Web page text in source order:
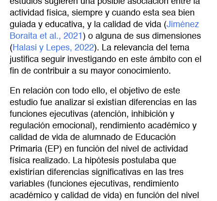
actividad física, siempre y cuando esta sea bien
guiada y educativa, y la calidad de vida (Jiménez
Boraita et al., 2021 ) o alguna de sus dimensiones
( Halasi y Lepes, 2022). La relevancia del tema
justifica seguir investigando en este ámbito con el
fin de contribuir a su mayor conocimiento.
En relación con todo ello, el objetivo de este
estudio fue analizar si existían diferencias en las
funciones ejecutivas (atención, inhibición y
regulación emocional), rendimiento académico y
calidad de vida de alumnado de Educación
Primaria (EP) en función del nivel de actividad
física realizado. La hipótesis postulaba que
existirían diferencias significativas en las tres
variables (funciones ejecutivas, rendimiento
académico y calidad de vida) en función del nivel